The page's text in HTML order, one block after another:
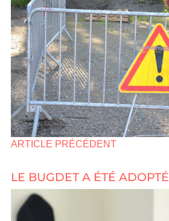
ARTICLE PRÉCÉDENT
LE BUGDET A ÉTÉ ADOPTÉ